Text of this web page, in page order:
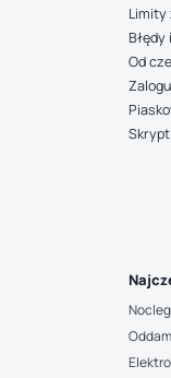
Limity
Błędy
Od